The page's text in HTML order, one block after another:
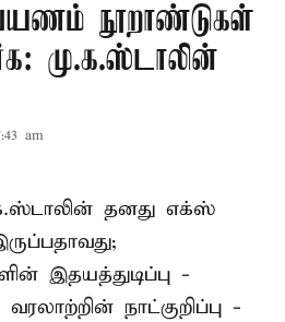
நூறாண்டுகள்
மு.க.ஸ்டாலின்
am
தனது எக்ஸ்
இதயத்துடிப்பு -
நாட்குறிப்பு -